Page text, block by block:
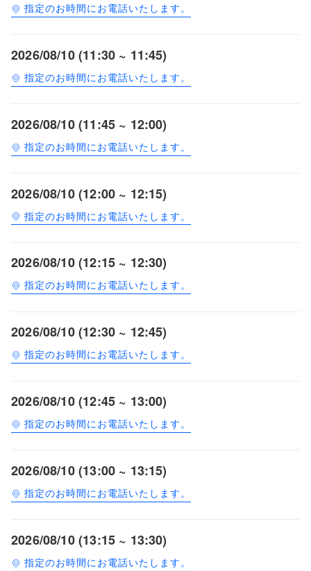
指定のお時間にお電話いたします。
2026/08/10 (11:30 ~ 11:45)
指定のお時間にお電話いたします。
2026/08/10 (11:45 ~ 12:00)
指定のお時間にお電話いたします。
2026/08/10 (12:00 ~ 12:15)
指定のお時間にお電話いたします。
2026/08/10 (12:15 ~ 12:30)
指定のお時間にお電話いたします。
2026/08/10 (12:30 ~ 12:45)
指定のお時間にお電話いたします。
2026/08/10 (12:45 ~ 13:00)
指定のお時間にお電話いたします。
2026/08/10 (13:00 ~ 13:15)
指定のお時間にお電話いたします。
2026/08/10 (13:15 ~ 13:30)
指定のお時間にお電話いたします。